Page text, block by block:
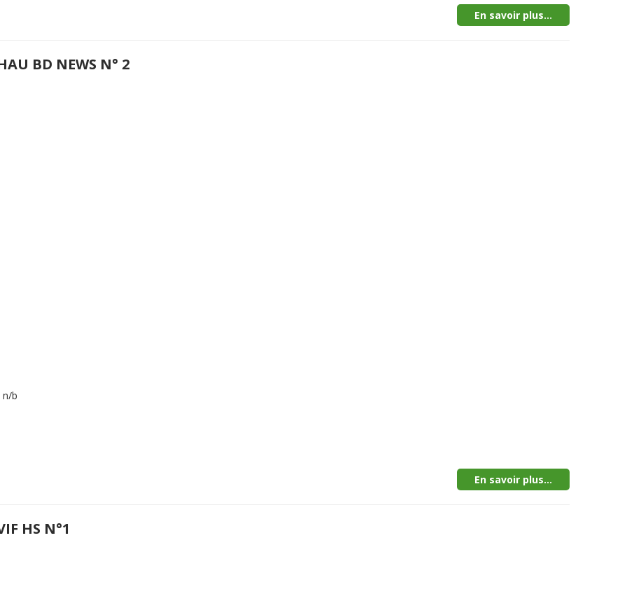
En savoir plus...
BD NEWS N° 2
n/b
En savoir plus...
HS N°1